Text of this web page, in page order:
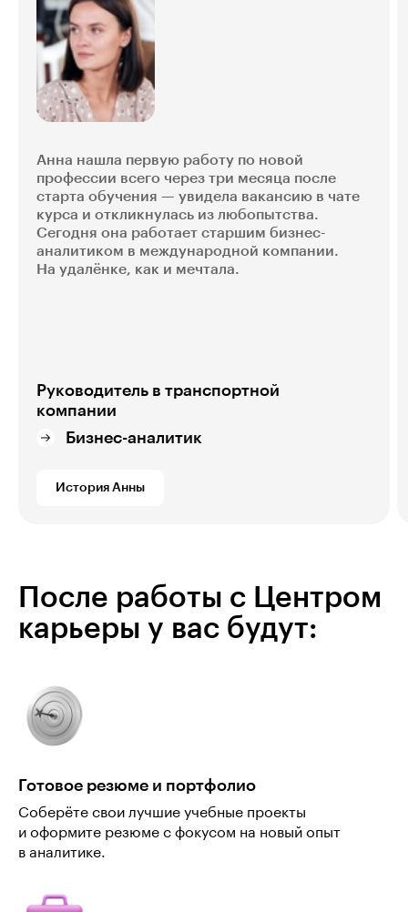
Анна нашла первую работу по новой
профессии всего через три месяца после
старта обучения — увидела вакансию в чате
курса и откликнулась из любопытства.
Сегодня она работает старшим бизнес-
аналитиком в международной компании.
На удалёнке, как и мечтала.
Руководитель в транспортной
компании
Бизнес-аналитик
История Анны
После работы с Центром
карьеры у вас будут:
Готовое резюме и портфолио
Соберёте свои лучшие учебные проекты
и оформите резюме с фокусом на новый опыт
в аналитике.